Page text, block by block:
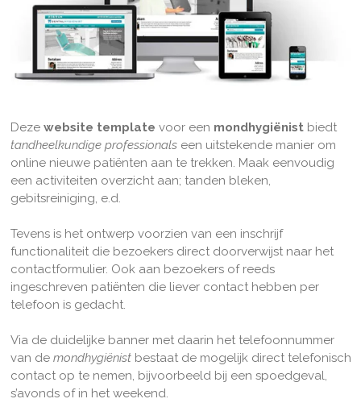
Deze website template voor een mondhygiënistbiedt
tandheelkundige professionalseen uitstekende manier om
online nieuwe patiënten aan te trekken. Maak eenvoudig
een activiteiten overzicht aan; tanden bleken,
gebitsreiniging, e.d.
Tevens is het ontwerp voorzien van een inschrijf
functionaliteit die bezoekers direct doorverwijst naar het
contactformulier. Ook aan bezoekers of reeds
ingeschreven patiënten die liever contact hebben per
telefoon is gedacht.
Via de duidelijke banner met daarin het telefoonnummer
van de mondhygiënistbestaat de mogelijk direct telefonisch
contact op te nemen, bijvoorbeeld bij een spoedgeval,
s’avonds of in het weekend.